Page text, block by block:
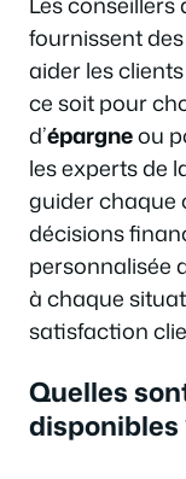
fournissent des
aider les
ce soit pour
d’épargneou
les experts de
guider chaque
décisions
personnalisée
à chaque
satisfaction
Quelles
disponibles